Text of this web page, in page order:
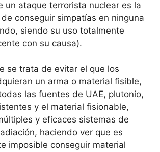
un ataque terrorista nuclear es la
conseguir simpatías en ninguna
siendo su uso totalmente
con su causa).
se trata de evitar el que los
un arma o material fisible,
las fuentes de UAE, plutonio,
y el material fisionable,
y eficaces sistemas de
haciendo ver que es
imposible conseguir material